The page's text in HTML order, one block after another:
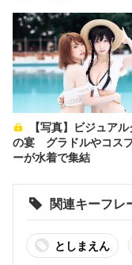
の宴 グラドルやコス
ーが水着で集結
関連キーフレ
としまえん